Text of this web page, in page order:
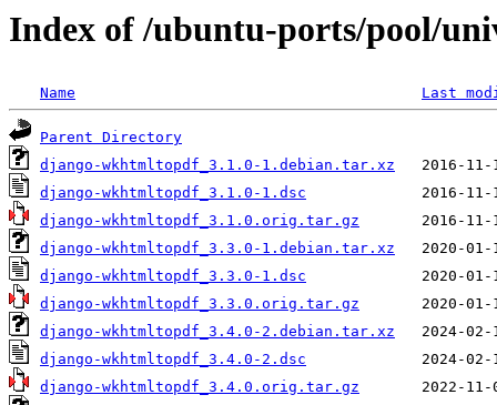
Index of /ubuntu-ports/pool/
Name Last
Parent Directory
django-wkhtmltopdf_3.1.0-1.debian.tar.xz
django-wkhtmltopdf_3.1.0-1.dsc
django-wkhtmltopdf_3.1.0.orig.tar.gz
django-wkhtmltopdf_3.3.0-1.debian.tar.xz
django-wkhtmltopdf_3.3.0-1.dsc
django-wkhtmltopdf_3.3.0.orig.tar.gz
django-wkhtmltopdf_3.4.0-2.debian.tar.xz
django-wkhtmltopdf_3.4.0-2.dsc
django-wkhtmltopdf_3.4.0.orig.tar.gz